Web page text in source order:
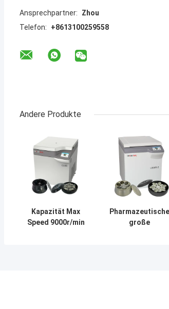
Ansprechpartner:
Zhou
Telefon:
+8613100259558
Andere Produkte
Kapazität Max
Speed 9000r/min
Pharmazeutische
große